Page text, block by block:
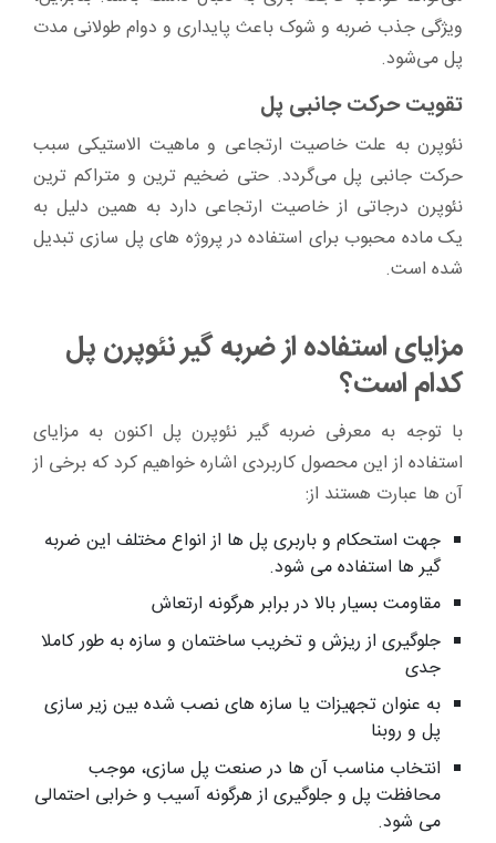
ویژگی جذب ضربه و شوک باعث پایداری و دوام طولانی مدت
پل می‌شود.
تقویت حرکت جانبی پل
نئوپرن به علت خاصیت ارتجاعی و ماهیت الاستیکی سبب
حرکت جانبی پل می‌گردد. حتی ضخیم ترین و متراکم ترین
نئوپرن درجاتی از خاصیت ارتجاعی دارد به همین دلیل به
یک ماده محبوب برای استفاده در پروژه های پل سازی تبدیل
شده است.
مزایای استفاده از ضربه گیر نئوپرن پل
کدام است؟
با توجه به معرفی ضربه گیر نئوپرن پل اکنون به مزایای
استفاده از این محصول کاربردی اشاره خواهیم کرد که برخی از
آن ها عبارت هستند از:
جهت استحکام و باربری پل ها از انواع مختلف این ضربه
گیر ها استفاده می شود.
مقاومت بسیار بالا در برابر هرگونه ارتعاش
جلوگیری از ریزش و تخریب ساختمان و سازه به طور کاملا
جدی
به عنوان تجهیزات یا سازه های نصب شده بین زیر سازی
پل و روبنا
انتخاب مناسب آن ها در صنعت پل سازی، موجب
محافظت پل و جلوگیری از هرگونه آسیب و خرابی احتمالی
می شود.